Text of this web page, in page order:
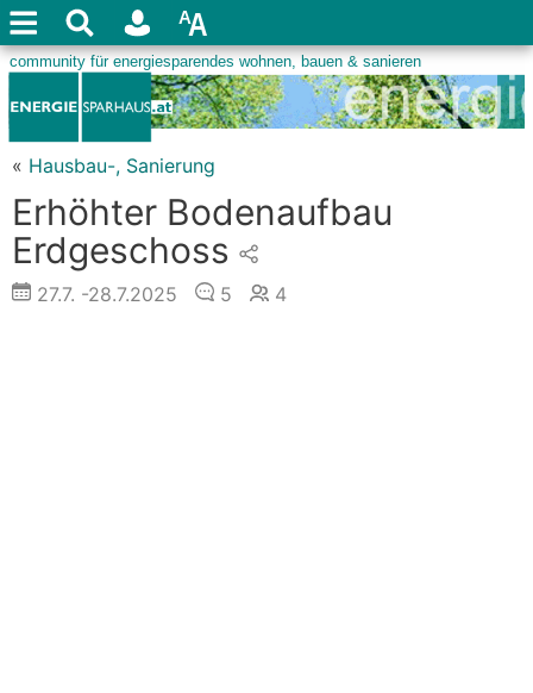
« Hausbau-, Sanierung
Erhöhter Bodenaufbau
Erdgeschoss
27.7. -28.7.2025 5 4